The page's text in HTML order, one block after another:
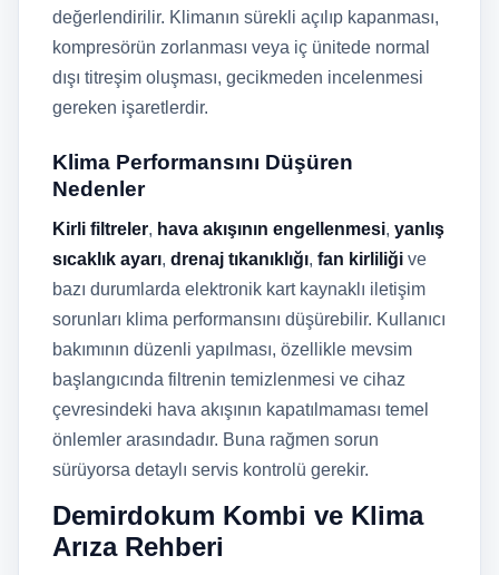
değerlendirilir. Klimanın sürekli açılıp kapanması,
kompresörün zorlanması veya iç ünitede normal
dışı titreşim oluşması, gecikmeden incelenmesi
gereken işaretlerdir.
Klima Performansını Düşüren
Nedenler
Kirli filtreler, hava akışının engellenmesi, yanlış
sıcaklık ayarı, drenaj tıkanıklığı, fan kirliliği ve
bazı durumlarda elektronik kart kaynaklı iletişim
sorunları klima performansını düşürebilir. Kullanıcı
bakımının düzenli yapılması, özellikle mevsim
başlangıcında filtrenin temizlenmesi ve cihaz
çevresindeki hava akışının kapatılmaması temel
önlemler arasındadır. Buna rağmen sorun
sürüyorsa detaylı servis kontrolü gerekir.
Demirdokum Kombi ve Klima
Arıza Rehberi